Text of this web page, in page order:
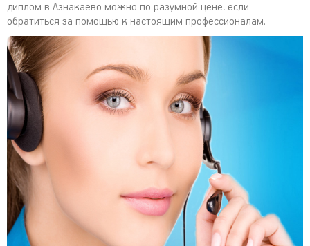
диплом в Азнакаево можно по разумной цене, если
обратиться за помощью к настоящим профессионалам.